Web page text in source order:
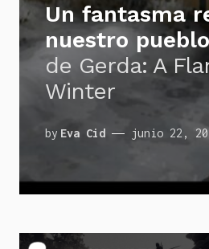
Un fantasma
nuestro
de Gerda: A
Winter
by Eva Cid junio 22,